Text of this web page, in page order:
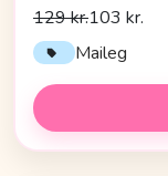
129 kr.103 kr.
Maileg